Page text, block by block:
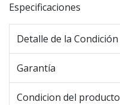
Especificaciones
Detalle de la Condición
Garantía
Condicion del producto